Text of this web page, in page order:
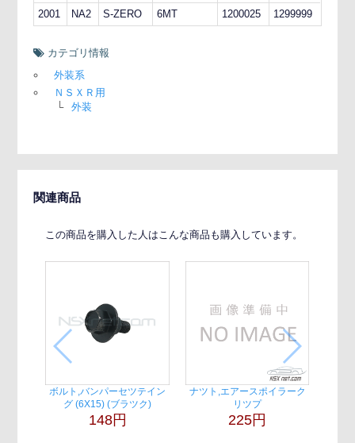
2001
NA2 S-ZERO 6MT 1200025 1299999
カテゴリ情報
外装系
ＮＳＸＲ用
└
外装
関連商品
この商品を購入した人はこんな商品も購入しています。
ボルト,バンパーセツテイン
グ (6X15) (ブラツク)
148円
ナツト,エアースポイラーク
リツプ
225円